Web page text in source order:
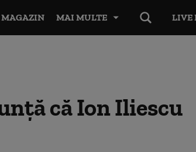
LIVE
MAGAZIN MAI MULTE
că Ion Iliescu